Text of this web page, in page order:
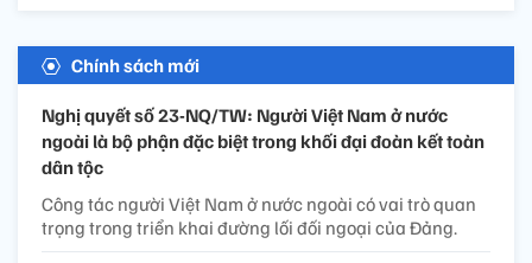
Chính sách mới
Nghị quyết số 23-NQ/TW: Người Việt Nam ở nước
ngoài là bộ phận đặc biệt trong khối đại đoàn kết toàn
dân tộc
Công tác người Việt Nam ở nước ngoài có vai trò quan
trọng trong triển khai đường lối đối ngoại của Đảng.